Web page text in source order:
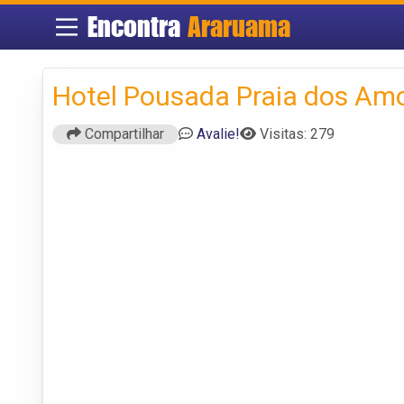
EncontraAraruama
Hotel Pousada Praia dos
Compartilhar Avalie! Visitas: 279